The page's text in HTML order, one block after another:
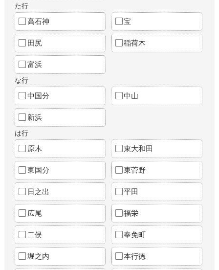
た行
高石神 宝
田尻 稲荷木
富浜
な行
中国分 中山
新浜
は行
原木 東大和田
東国分 東菅野
日之出 平田
広尾 福栄
二俣 奉免町
堀之内 本行徳